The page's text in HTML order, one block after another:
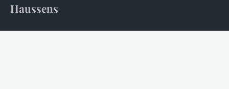
Haussens